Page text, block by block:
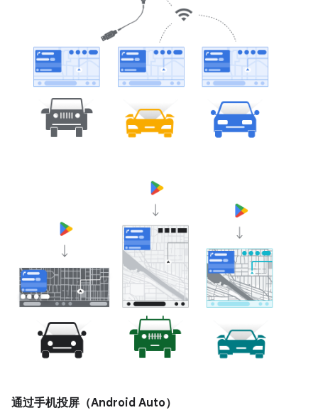
通过手机投屏（Android Auto）